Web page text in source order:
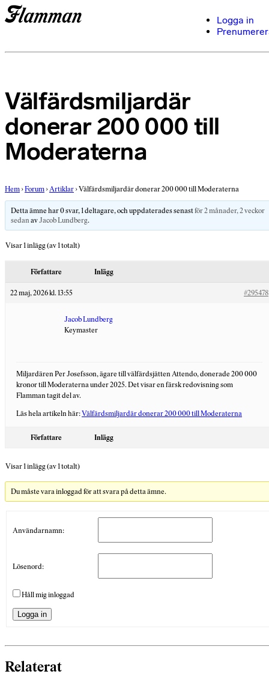
Logga in
Välfärdsmiljardär
donerar 200 000 till
Moderaterna
Hem ›Forum ›Artiklar ›Välfärdsmiljardär donerar 200 000 till Moderaterna
Detta ämne har 0 svar, 1 deltagare, och uppdaterades senastför 2 månader, 2 veckor
sedanavJacob Lundberg.
Visar 1 inlägg (av 1 totalt)
Författare Inlägg
22 maj, 2026 kl. 13:55 #295478
Jacob Lundberg
Keymaster
Miljardären Per Josefsson, ägare till välfärdsjätten Attendo, donerade 200 000
kronor till Moderaterna under 2025. Det visar en färsk redovisning som
Flamman tagit del av.
Läs hela artikeln här:Välfärdsmiljardär donerar 200 000 till Moderaterna
Författare Inlägg
Visar 1 inlägg (av 1 totalt)
Du måste vara inloggad för att svara på detta ämne.
Användarnamn:
Lösenord:
Håll mig inloggad
Logga in
Relaterat